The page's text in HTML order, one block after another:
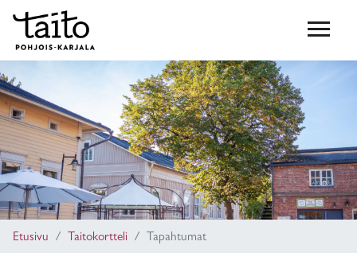
Etusivu Taitokortteli Tapahtumat